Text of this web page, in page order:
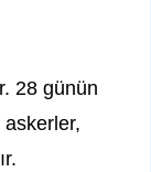
28 günün